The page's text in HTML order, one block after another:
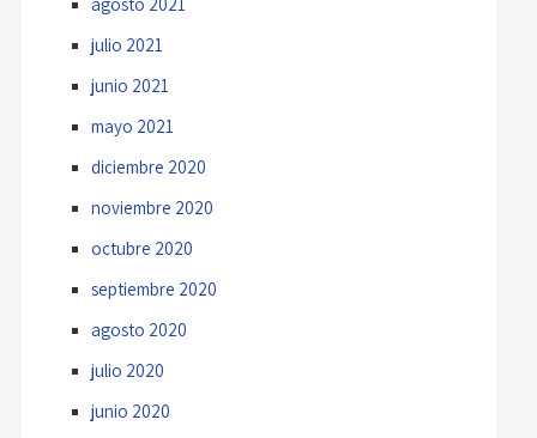
julio 2021
junio 2021
mayo 2021
diciembre 2020
noviembre 2020
octubre 2020
septiembre 2020
agosto 2020
julio 2020
junio 2020